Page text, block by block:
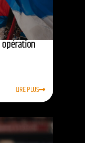
opération
LIRE PLUS